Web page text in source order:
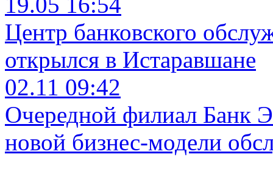
Центр банковского
открылся в Истаравшане
02.11 09:42
Очередной филиал Банк
новой бизнес-модели